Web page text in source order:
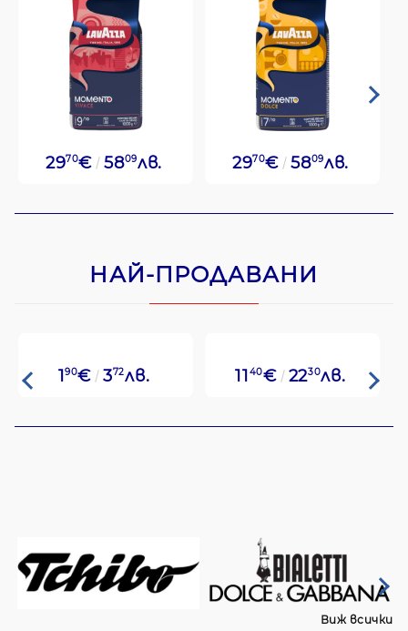
2970€ 5809лв. 2970€ 5809лв.
НАЙ-ПРОДАВАНИ
190€ 372лв. 11 40€ 2230лв.
Виж всички